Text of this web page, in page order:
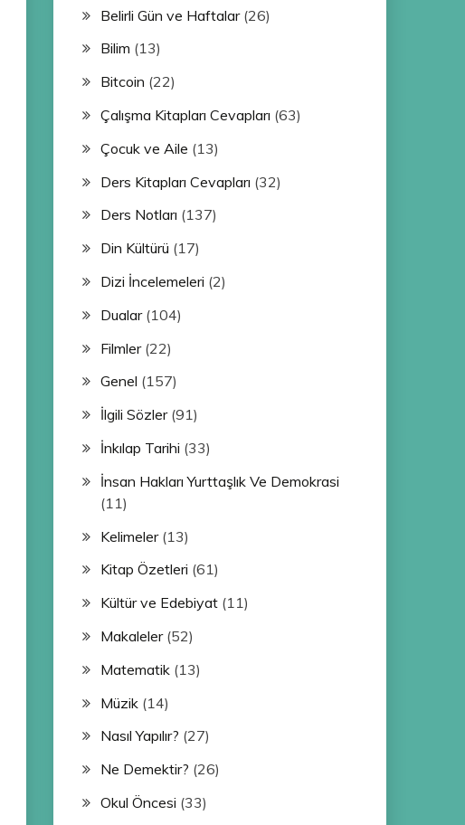
Belirli Gün ve Haftalar(26)
Bilim (13)
Bitcoin (22)
Çalışma Kitapları Cevapları (63)
Çocuk ve Aile (13)
Ders Kitapları Cevapları (32)
Ders Notları (137)
Din Kültürü (17)
Dizi İncelemeleri (2)
Dualar(104)
Filmler(22)
Genel (157)
İlgili Sözler(91)
İnkılap Tarihi (33)
İnsan Hakları Yurttaşlık Ve Demokrasi
(11)
Kelimeler(13)
Kitap Özetleri (61)
Kültür ve Edebiyat(11)
Makaleler(52)
Matematik(13)
Müzik(14)
Nasıl Yapılır? (27)
Ne Demektir? (26)
Okul Öncesi (33)